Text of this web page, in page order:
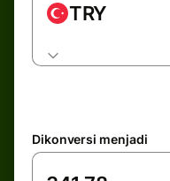
TRY
Dikonversi menjadi